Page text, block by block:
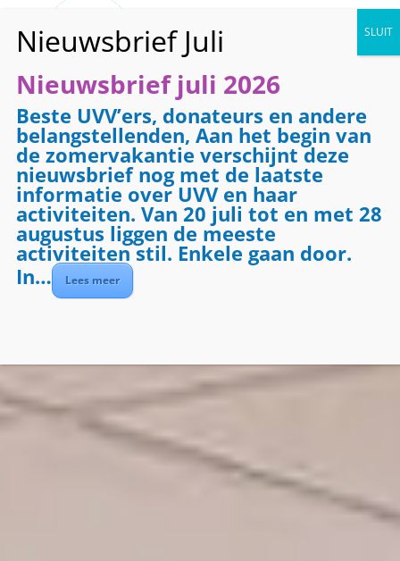
Activiteiten vandaag
Zaterdag
Geenactiviteiten
Agenda bekijken
Nieuwsbrief juli 2026
Beste UVV’ers, donateurs en andere
belangstellenden, Aan het begin van
de zomervakantie verschijnt deze
nieuwsbrief nog met de laatste
informatie over UVV en haar
activiteiten. Van 20 juli tot en met 28
augustus liggen de meeste
activiteiten stil. Enkele gaan door.
In…
Lees meer